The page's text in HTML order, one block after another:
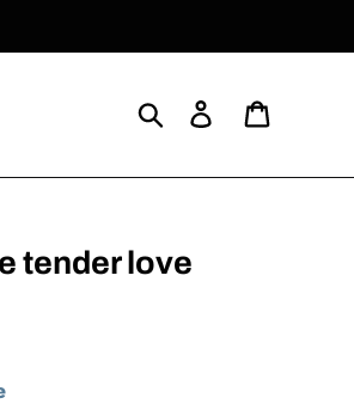
RechercherSe connecter
tender love